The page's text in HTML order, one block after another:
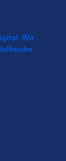
Wir
hilfreiche